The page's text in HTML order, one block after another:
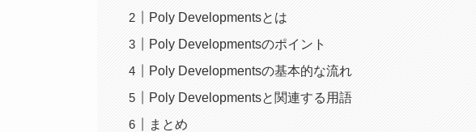
Poly Developmentsとは
Poly Developmentsのポイント
Poly Developmentsの基本的な流れ
Poly Developmentsと関連する用語
まとめ